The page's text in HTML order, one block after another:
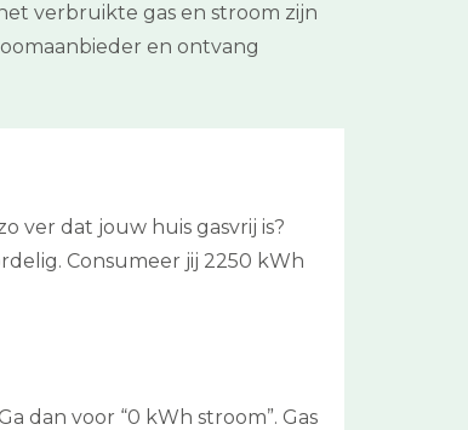
verbruikte gas en stroom zijn
en ontvang
ver dat jouw huis gasvrij is?
Consumeer jij 2250 kWh
dan voor “0 kWh stroom”. Gas